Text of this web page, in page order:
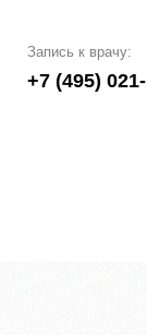
Запись к врачу:
+7 (495)